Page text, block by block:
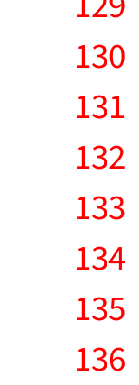
130
131
132
133
134
135
136